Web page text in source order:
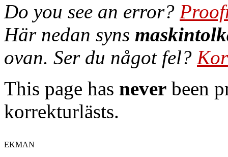
Do you see an error?
Här nedan syns
ovan. Ser du något fel?
This page has never been
korrekturlästs.
EKMAN